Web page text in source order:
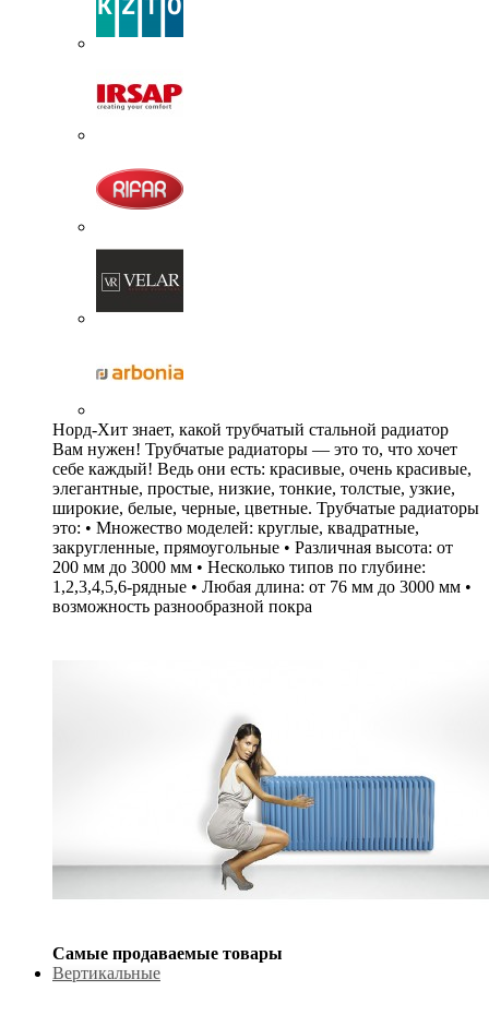
Норд-Хит знает, какой трубчатый стальной радиатор
Вам нужен! Трубчатые радиаторы — это то, что хочет
себе каждый! Ведь они есть: красивые, очень красивые,
элегантные, простые, низкие, тонкие, толстые, узкие,
широкие, белые, черные, цветные. Трубчатые радиаторы
это: • Множество моделей: круглые, квадратные,
закругленные, прямоугольные • Различная высота: от
200 мм до 3000 мм • Несколько типов по глубине:
1,2,3,4,5,6-рядные • Любая длина: от 76 мм до 3000 мм •
возможность разнообразной покра
Самые продаваемые товары
Вертикальные